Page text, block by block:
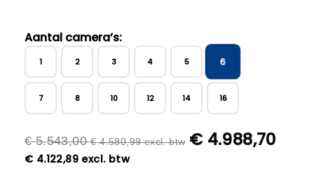
Aantal camera’s:
1 2 3 4 5 6
7 8 10 12 14 16
€5.543,00 €4.580,99excl. btw €4.988,70
€4.122,89 excl. btw